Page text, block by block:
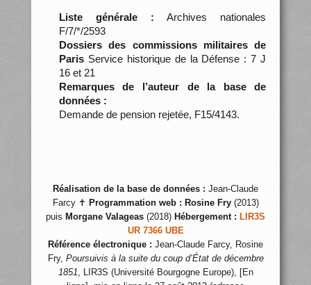
Liste générale : Archives nationales
F/7/*/2593
Dossiers des commissions militaires de
ParisService historique de la Défense : 7 J
16 et 21
Remarques de l’auteur de la base de
données :
Demande de pension rejetée, F15/4143.
Réalisation de la base de données : Jean-Claude
Farcy ✝ Programmation web : Rosine Fry(2013)
puis Morgane Valageas (2018) Hébergement : LIR3S
UR 7366 UBE
Référence électronique : Jean-Claude Farcy, Rosine
Fry, Poursuivis à la suite du coup d’État de décembre
1851, LIR3S (Université Bourgogne Europe), [En